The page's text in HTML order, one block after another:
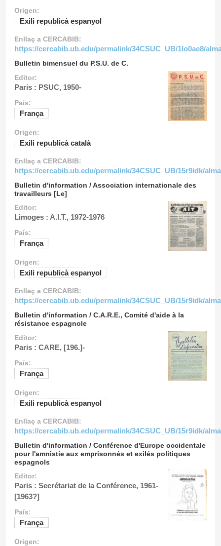
Origen:
Exili republicà espanyol
Enllaç a CERCABIB:
https://cercabib.ub.edu/permalink/34CSUC_UB/1lo0ae8/
Bulletin bimensuel du P.S.U. de C.
Editor:
Paris : PSUC, 1950-
País:
França
Origen:
Exili republicà català
Enllaç a CERCABIB:
https://cercabib.ub.edu/permalink/34CSUC_UB/15r9idk/
Bulletin d'information / Association internationale des
travailleurs [Le]
Editor:
Limoges : A.I.T., 1972-1976
País:
França
Origen:
Exili republicà espanyol
Enllaç a CERCABIB:
https://cercabib.ub.edu/permalink/34CSUC_UB/15r9idk/
Bulletin d'information / C.A.R.E., Comité d'aide à la
résistance espagnole
Editor:
Paris : CARE, [196.]-
País:
França
Origen:
Exili republicà espanyol
Enllaç a CERCABIB:
https://cercabib.ub.edu/permalink/34CSUC_UB/15r9idk/
Bulletin d'information / Conférence d'Europe occidentale
pour l'amnistie aux emprisonnés et exilés politiques
espagnols
Editor:
Paris : Secrétariat de la Conférence, 1961-
[1963?]
País:
França
Origen: